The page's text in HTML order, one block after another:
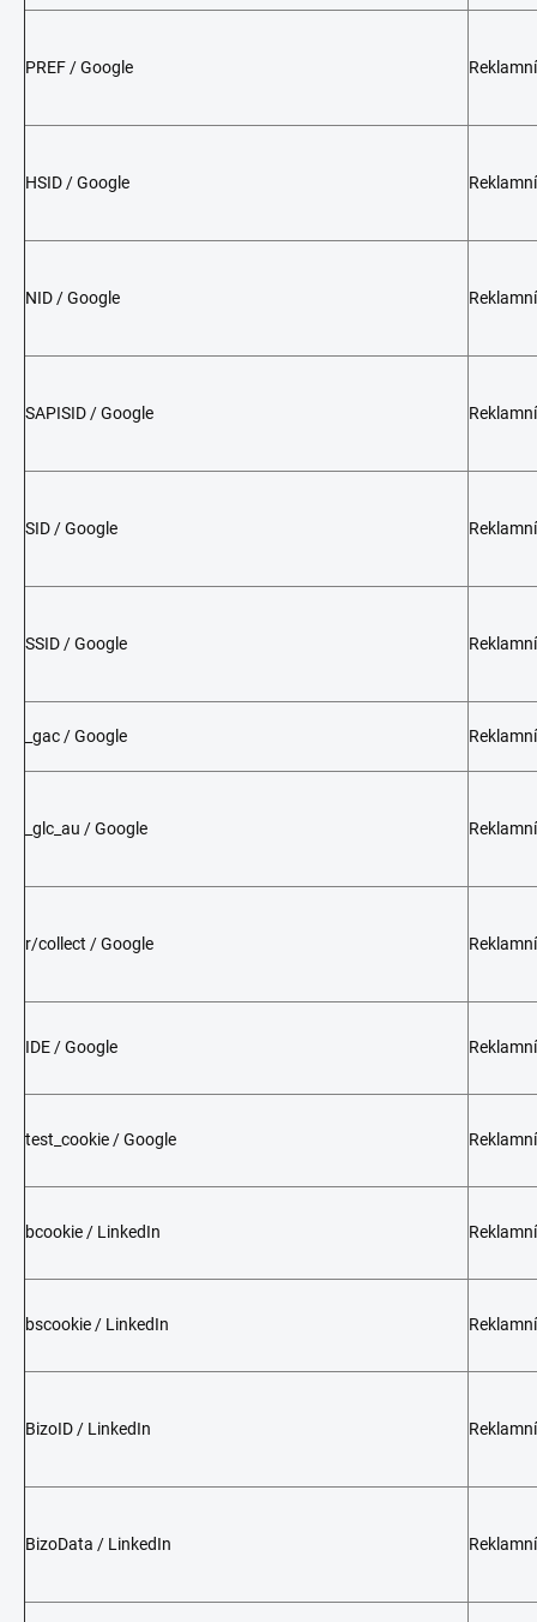
PREF / Google
HSID / Google
NID / Google
SAPISID / Google
SID / Google
SSID / Google
_gac / Google
_glc_au / Google
r/collect / Google
IDE / Google
test_cookie / Google
bcookie / LinkedIn
bscookie / LinkedIn
BizoID / LinkedIn
BizoData / LinkedIn